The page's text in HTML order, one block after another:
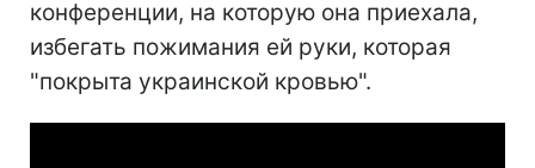
конференции, на которую она приехала,
избегать пожимания ей руки, которая
"покрыта украинской кровью".